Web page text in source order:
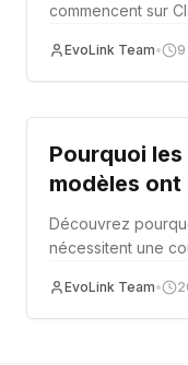
commencent sur
des routes low-
EvoLink Team• 9
Architecture
Pourquoi
modèles
API unifiée
Découvrez
nécessitent une
coûts, le fallback
EvoLink Team•